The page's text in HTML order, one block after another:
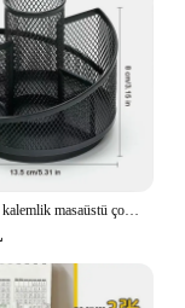
1 adet dönen kalemlik masaüstü çok fonksiyonlu saklama kutusu Metal Mesh360-degree ücretsiz rotasyon kalemlik ofis malzemeleri